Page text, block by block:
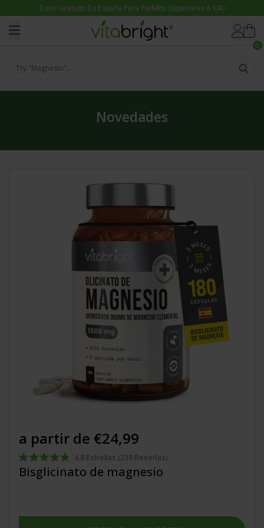
Ir directamente al contenido
0
Try "Magnesio"...
Novedades
Calificado
4.8
4.8 Estrellas (239 Reseñas)
Bisglicinato de magnesio
a partir de €24,99